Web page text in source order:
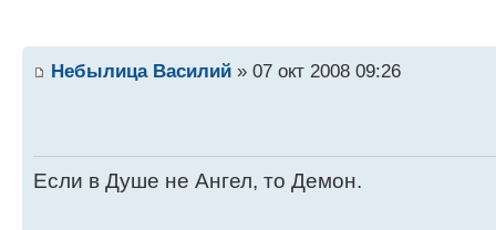
Небылица Василий » 07 окт 2008 09:26
Если в Душе не Ангел, то Демон.